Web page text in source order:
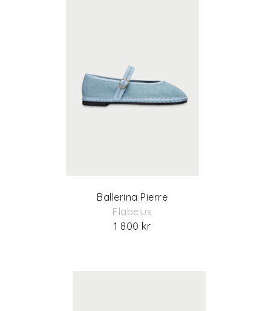
Ballerina Pierre
Flabelus
1 800 kr